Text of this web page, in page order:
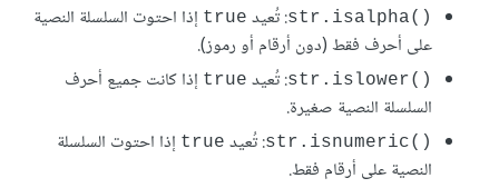
str.isalpha()‎: تُعيد true إذا احتوت السلسلة النصية
على أحرف فقط (دون أرقام أو رموز).
str.islower()‎: تُعيد true إذا كانت جميع أحرف
السلسلة النصية صغيرة.
str.isnumeric()‎: تُعيد true إذا احتوت السلسلة
النصية على أرقام فقط.